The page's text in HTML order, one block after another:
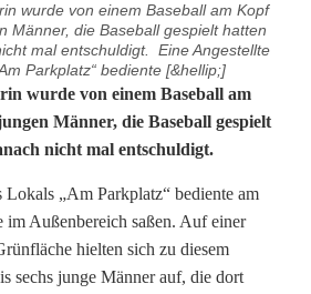
wurde von einem Baseball am Kopf
Männer, die Baseball gespielt hatten
mal entschuldigt. Eine Angestellte
Parkplatz“ bediente [&hellip;]
wurde von einem Baseball am
Männer, die Baseball gespielt
nicht mal entschuldigt.
Lokals „Am Parkplatz“ bediente am
im Außenbereich saßen. Auf einer
hielten sich zu diesem
sechs junge Männer auf, die dort